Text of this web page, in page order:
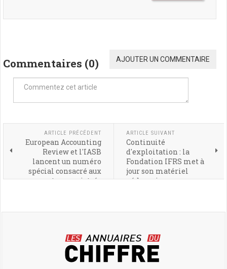
Commentaires (0) AJOUTER UN COMMENTAIRE
ARTICLE PRÉCÉDENT
European Accounting
Review et l'IASB
lancent un numéro
spécial consacré aux
rapports enregistrés
ARTICLE SUIVANT
Continuité
d'exploitation : la
Fondation IFRS met à
jour son matériel
pédagogique